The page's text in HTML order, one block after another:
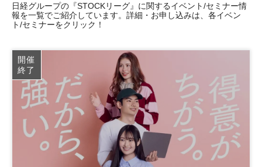
日経グループの『STOCKリーグ』に関するイベント/セミナー情
報を一覧でご紹介しています。詳細・お申し込みは、各イベン
ト/セミナーをクリック！
開催
終了